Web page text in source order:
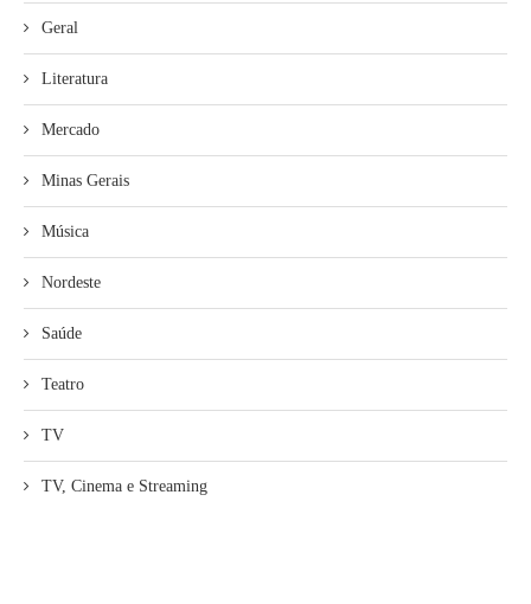
Geral
Literatura
Mercado
Minas Gerais
Música
Nordeste
Saúde
Teatro
TV
TV, Cinema e Streaming